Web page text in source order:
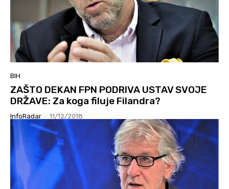
BIH
ZAŠTO DEKAN FPN PODRIVA USTAV SVOJE
DRŽAVE: Za koga filuje Filandra?
InfoRadar - 11/12/2018